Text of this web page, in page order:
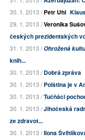
30. 1. 2013 /Petr Uhl
29. 1. 2013 /Veronika
českých prezidentských
31. 1. 2013 /Ohrožená
knih...
30. 1. 2013 /Dobrá zpráva
30. 1. 2013 /Polština je v
30. 1. 2013 /Tučňáci
30. 1. 2013 /Jihočeská
ze zdravot...
30. 1. 2013 /Ilona